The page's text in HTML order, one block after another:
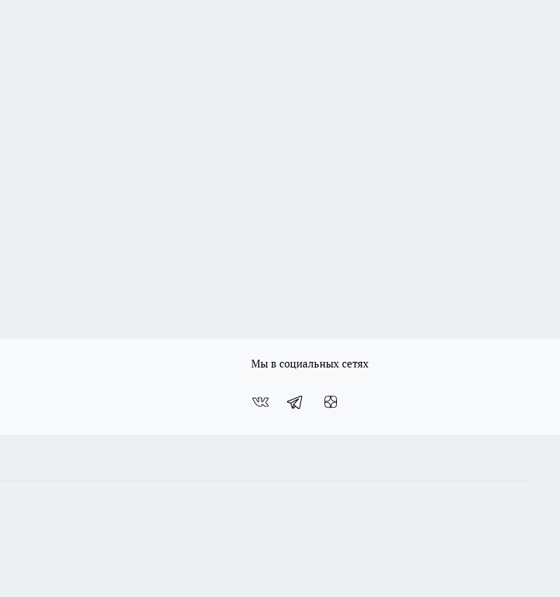
Мы в социальных сетях